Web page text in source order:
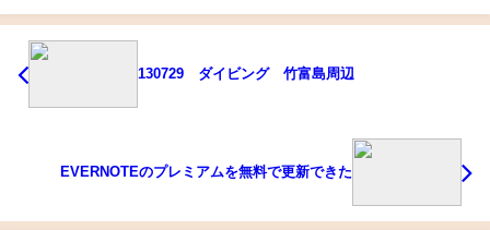
130729 ダイビング 竹富島周辺
EVERNOTEのプレミアムを無料で更新できた